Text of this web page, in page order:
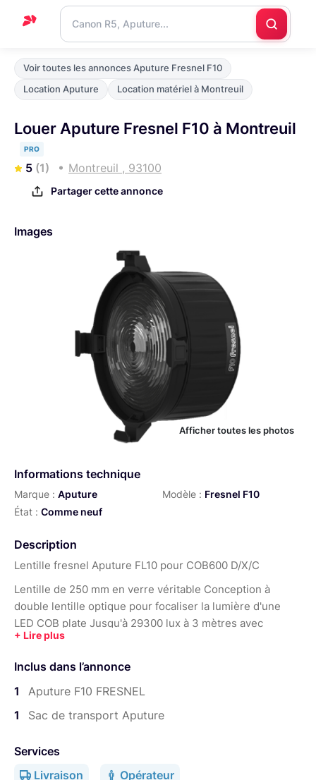
Accueil
Support
Voir toutes les annonces Aputure Fresnel F10
Location Aputure
Location matériel à Montreuil
Louer Aputure Fresnel F10 à Montreuil
PRO
5 (1) Montreuil , 93100
Partager cette annonce
Images
Afficher toutes les photos
Informations technique
Marque : Aputure Modèle : Fresnel F10
État : Comme neuf
Description
Lentille fresnel Aputure FL10 pour COB600 D/X/C
Lentille de 250 mm en verre véritable Conception à
double lentille optique pour focaliser la lumière d'une
LED COB plate Jusqu'à 29300 lux à 3 mètres avec
l'Aputure LS 600d Pro (spot 15°) Angle de faisceau
monture Bowens telles que l'Aputure LS 600d Pro, 300d
II, 300x, 120d II, etc. Compatible avec volets coupe-flux
F10 Barn Doors en raison de l'anneau métallique à l'avant
Inclus dans l’annonce
1
Aputure F10 FRESNEL
1
Sac de transport Aputure
Services
Livraison
Opérateur